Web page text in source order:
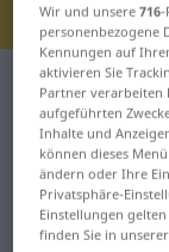
Deutsch-
Wörter
Wir und unsere716-
personenbezogene
Kennungen auf
aktivieren Sie
Partner verarbeiten
aufgeführten
Inhalte und
können dieses
ändern oder Ihre
Privatsphäre-
Einstellungen
finden Sie in